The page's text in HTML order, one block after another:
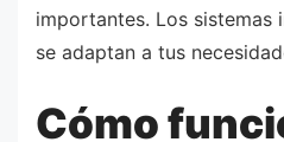
importantes. Los sistemas
se adaptan a tus
Cómo